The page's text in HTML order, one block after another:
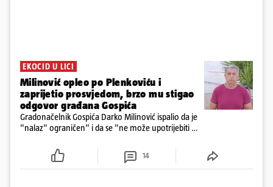
EKOCID U LICI
Milinović opleo po Plenkoviću i
zaprijetio prosvjedom, brzo mu stigao
odgovor građana Gospića
Gradonačelnik Gospića Darko Milinović ispalio da je
"nalaz" ograničen" i da se "ne može upotrijebiti za
ga je naručio Uskok i da je dio spisa
14